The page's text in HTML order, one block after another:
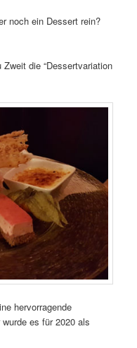
noch ein Dessert rein?
die “Dessertvariation
hervorragende
es für 2020 als